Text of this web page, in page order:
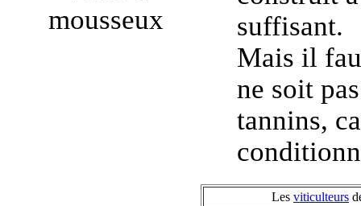
mousseux
suffisant.
Mais il
ne soit
tannins,
Les viticulteurs